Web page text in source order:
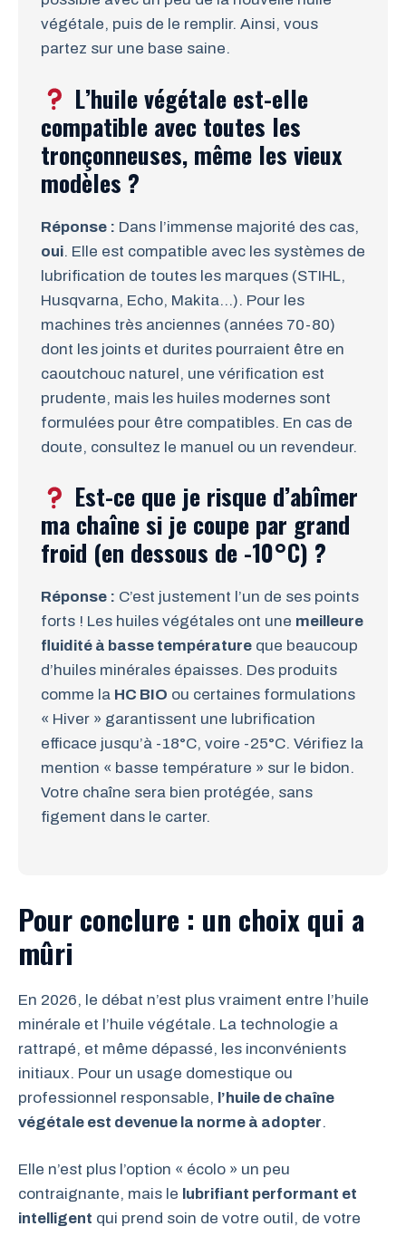
végétale, puis de le remplir. Ainsi, vous
partez sur une base saine.
L’huile végétale est-elle
compatible avec toutes les
tronçonneuses, même les vieux
modèles ?
Réponse : Dans l’immense majorité des cas,
oui. Elle est compatible avec les systèmes de
lubrification de toutes les marques (STIHL,
Husqvarna, Echo, Makita…). Pour les
machines très anciennes (années 70-80)
dont les joints et durites pourraient être en
caoutchouc naturel, une vérification est
prudente, mais les huiles modernes sont
formulées pour être compatibles. En cas de
doute, consultez le manuel ou un revendeur.
Est-ce que je risque d’abîmer
ma chaîne si je coupe par grand
froid (en dessous de -10°C) ?
Réponse : C’est justement l’un de ses points
forts ! Les huiles végétales ont une meilleure
fluidité à basse température que beaucoup
d’huiles minérales épaisses. Des produits
comme la HC BIO ou certaines formulations
« Hiver » garantissent une lubrification
efficace jusqu’à -18°C, voire -25°C. Vérifiez la
mention « basse température » sur le bidon.
Votre chaîne sera bien protégée, sans
figement dans le carter.
Pour conclure : un choix qui a
mûri
En 2026, le débat n’est plus vraiment entre l’huile
minérale et l’huile végétale. La technologie a
rattrapé, et même dépassé, les inconvénients
initiaux. Pour un usage domestique ou
professionnel responsable, l’huile de chaîne
végétale est devenue la norme à adopter.
Elle n’est plus l’option « écolo » un peu
contraignante, mais le lubrifiant performant et
intelligent qui prend soin de votre outil, de votre